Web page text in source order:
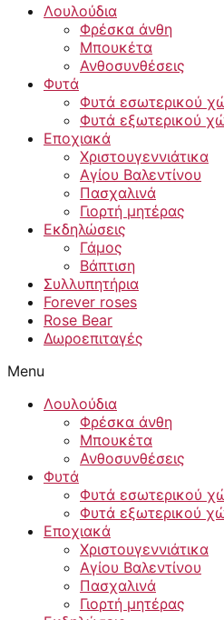
Λουλούδια
Φρέσκα άνθη
Μπουκέτα
Ανθοσυνθέσεις
Φυτά
Φυτά εσωτερικού
Φυτά εξωτερικού
Εποχιακά
Χριστουγεννιάτικα
Αγίου Βαλεντίνου
Πασχαλινά
Γιορτή μητέρας
Εκδηλώσεις
Γάμος
Βάπτιση
Συλλυπητήρια
Forever roses
Rose Bear
Δωροεπιταγές
Menu
Λουλούδια
Φρέσκα άνθη
Μπουκέτα
Ανθοσυνθέσεις
Φυτά
Φυτά εσωτερικού
Φυτά εξωτερικού
Εποχιακά
Χριστουγεννιάτικα
Αγίου Βαλεντίνου
Πασχαλινά
Γιορτή μητέρας